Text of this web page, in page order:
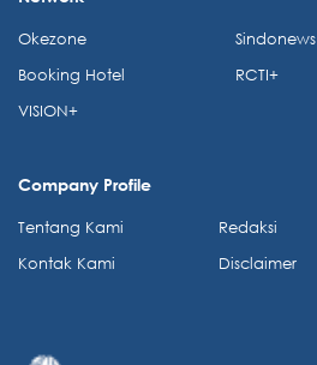
Okezone
Booking Hotel
VISION+
Sindonews
RCTI+
Company Profile
Tentang Kami
Kontak Kami
Redaksi
Disclaimer